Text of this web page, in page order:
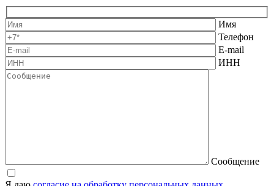
Имя
Телефон
E-mail
ИНН
Сообщение